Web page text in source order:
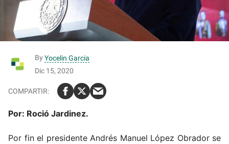
By Yocelin Garcia
Dic 15, 2020
Por: Roció Jardinez.
Por fin el presidente Andrés Manuel López Obrador se